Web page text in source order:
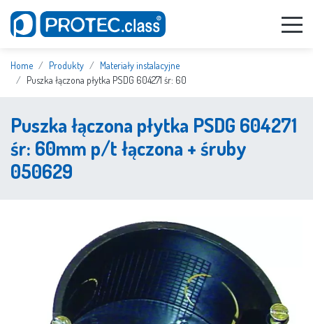
Home Produkty
Materiały instalacyjne
Puszka łączona płytka PSDG 604271 śr: 60
Puszka łączona płytka PSDG 604271
śr: 60mm p/t łączona + śruby
050629